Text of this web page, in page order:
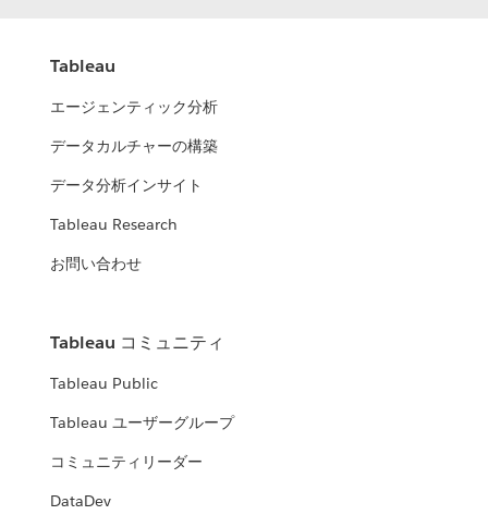
Tableau
エージェンティック分析
データカルチャーの構築
データ分析インサイト
Tableau Research
お問い合わせ
Tableau コミュニティ
Tableau Public
Tableau ユーザーグループ
コミュニティリーダー
DataDev